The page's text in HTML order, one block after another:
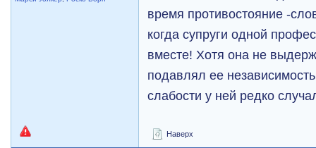
время противостояние -
когда супруги одной
вместе! Хотя она не
подавлял ее
слабости у ней редко
Наверх